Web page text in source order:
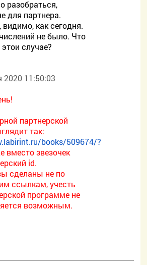
разобраться,
для партнера.
как сегодня.
не было. Что
случае?
2020 11:50:03
партнерской
так:
books/509674/?
вместо звезочек
id.
сделаны не по
ссылкам, учесть
программе не
возможным.